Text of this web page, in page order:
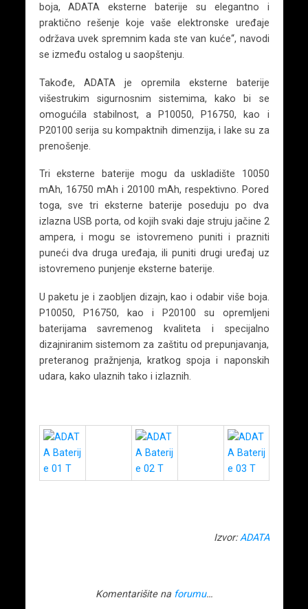
boja, ADATA eksterne baterije su elegantno i
praktično rešenje koje vaše elektronske uređaje
održava uvek spremnim kada ste van kuće“, navodi
se između ostalog u saopštenju.
Takođe, ADATA je opremila eksterne baterije
višestrukim sigurnosnim sistemima, kako bi se
omogućila stabilnost, a P10050, P16750, kao i
P20100 serija su kompaktnih dimenzija, i lake su za
prenošenje.
Tri eksterne baterije mogu da uskladište 10050
mAh, 16750 mAh i 20100 mAh, respektivno. Pored
toga, sve tri eksterne baterije poseduju po dva
izlazna USB porta, od kojih svaki daje struju jačine 2
ampera, i mogu se istovremeno puniti i prazniti
puneći dva druga uređaja, ili puniti drugi uređaj uz
istovremeno punjenje eksterne baterije.
U paketu je i zaobljen dizajn, kao i odabir više boja.
P10050, P16750, kao i P20100 su opremljeni
baterijama savremenog kvaliteta i specijalno
dizajniranim sistemom za zaštitu od prepunjavanja,
preteranog pražnjenja, kratkog spoja i naponskih
udara, kako ulaznih tako i izlaznih.
Izvor: ADATA
Komentarišite na forumu…